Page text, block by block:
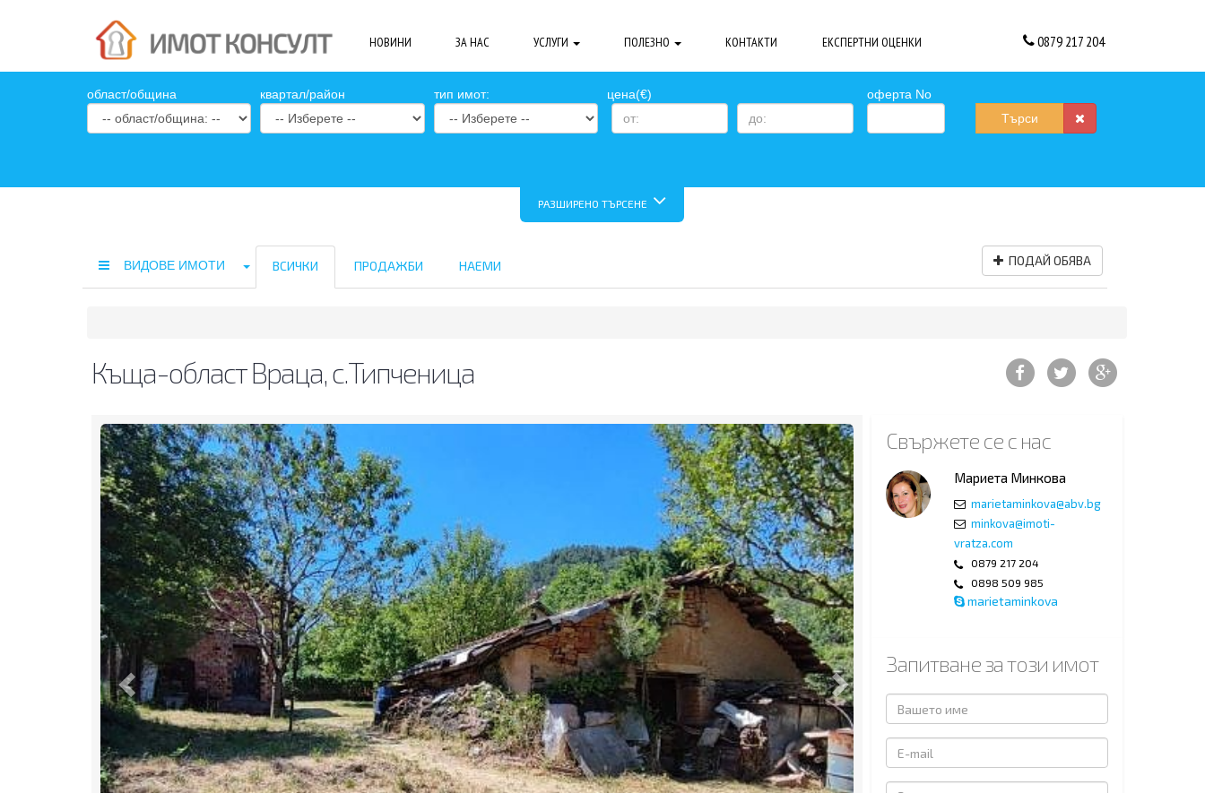
НОВИНИ ЗА НАС УСЛУГИ ПОЛЕЗНО КОНТАКТИ ЕКСПЕРТНИ ОЦЕНКИ 0879 217 204
oбласт/община квартал/район тип имот: цена(€)
оферта No
Търси
РАЗШИРЕНО ТЪРСЕНЕ
ВИДОВЕ ИМОТИ ВСИЧКИ ПРОДАЖБИ НАЕМИ ПОДАЙ ОБЯВА
Къща-област Враца, с.Типченица
Previous Next Свържете се с нас
Мариета Минкова
marietaminkova@abv.bg
minkova@imoti-
vratza.com
0879 217 204
0898 509 985
marietaminkova
Запитване за този имот